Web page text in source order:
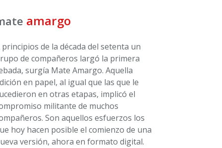
amargo
principios de la década del setenta un
de compañeros largó la primera
surgía Mate Amargo. Aquella
en papel, al igual que las que le
en otras etapas, implicó el
militante de muchos
Son aquellos esfuerzos los
hoy hacen posible el comienzo de una
versión, ahora en formato digital.